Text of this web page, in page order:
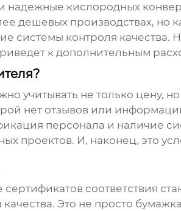
надежные кислородных
дешевых производствах, но
системы контроля качества.
к дополнительным
учитывать не только цену,
нет отзывов или
персонала и наличие
проектов. И, наконец, это
соответствия
Это не просто